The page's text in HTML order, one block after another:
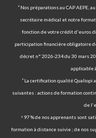
² Nos préparations au CAP AEPE,
secrétaire médical et notre
fonction de votre crédit d'euros
participation financière obligatoire
décret n° 2026-234 du 30 mars
applicable
³ La certification qualité Qualiopi
suivantes : actions de formation
de
⁴ 97 % de nos apprenants sont
formation à distance suivie ; de nos